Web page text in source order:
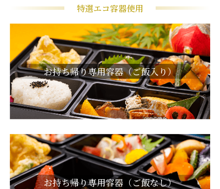
特選エコ容器使用
お持ち帰り専用容器（ご飯入り）
お持ち帰り専用容器（ご飯なし）